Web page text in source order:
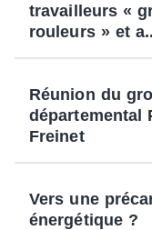
travailleurs «
rouleurs » et
Réunion du
départemental
Freinet
Vers une
énergétique ?